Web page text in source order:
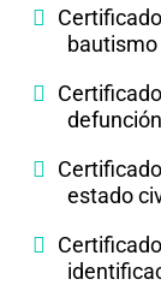
bautismo
defunción
estado